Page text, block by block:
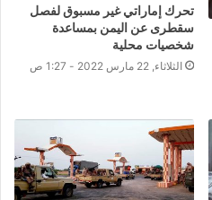
تحرك إماراتي غير مسبوق لفصل
سقطرى عن اليمن بمساعدة
شخصيات محلية
الثلاثاء, 22 مارس 2022 - 1:27 ص